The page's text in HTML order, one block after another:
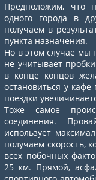
Предположим, что
одного города в
получаем в
пункта назначения.
Но в этом случае мы
не учитывает
в конце концов
остановиться у
поездки
Тоже самое
соединения.
использует
получаем скорость,
всех побочных
25 км. Прямой,